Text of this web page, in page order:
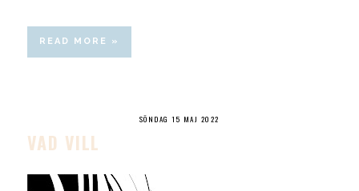
READ MORE »
SÖNDAG 15 MAJ 2022
VAD VILL